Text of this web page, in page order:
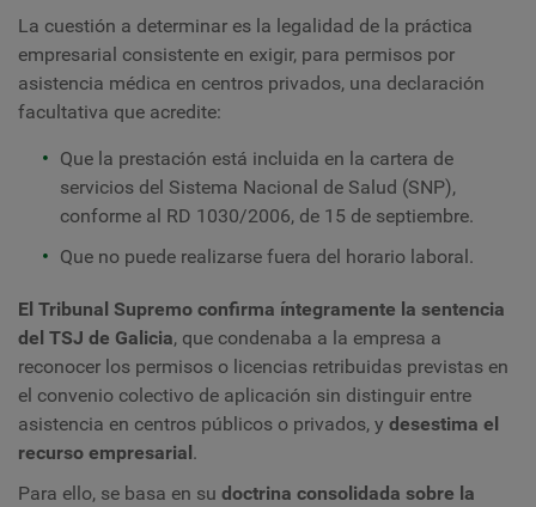
La cuestión a determinar es la legalidad de la práctica
empresarial consistente en exigir, para permisos por
asistencia médica en centros privados, una declaración
facultativa que acredite:
Que la prestación está incluida en la cartera de
servicios del Sistema Nacional de Salud (SNP),
conforme al RD 1030/2006, de 15 de septiembre.
Que no puede realizarse fuera del horario laboral.
El Tribunal Supremo confirma íntegramente la sentencia
del TSJ de Galicia, que condenaba a la empresa a
reconocer los permisos o licencias retribuidas previstas en
el convenio colectivo de aplicación sin distinguir entre
asistencia en centros públicos o privados, y desestima el
recurso empresarial.
Para ello, se basa en su doctrina consolidada sobre la